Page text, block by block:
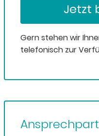
Jetzt
Gern stehen wir
telefonisch zur